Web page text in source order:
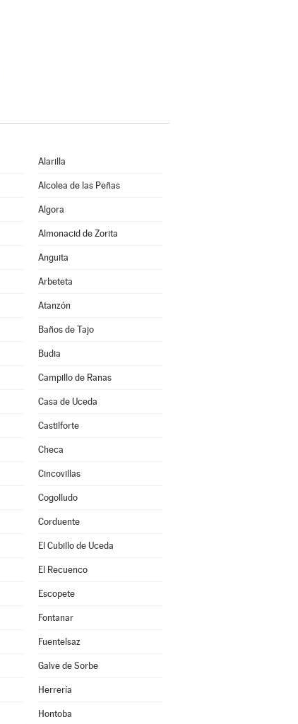
Alarilla
Alcolea de las Peñas
Algora
Almonacid de Zorita
Anguita
Arbeteta
Atanzón
Baños de Tajo
Budia
Campillo de Ranas
Casa de Uceda
Castilforte
Checa
Cincovillas
Cogolludo
Corduente
El Cubillo de Uceda
El Recuenco
Escopete
Fontanar
Fuentelsaz
Galve de Sorbe
Herrería
Hontoba